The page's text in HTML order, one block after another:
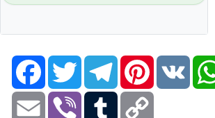
FacebookTwitter TelegramPinterestVK
Email Viber Tumblr